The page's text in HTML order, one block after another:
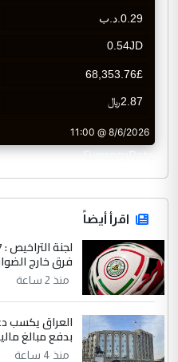
CurrencyRate
اقرأ أيضاً
فرق خارج
منذ 2 ساعة
العراق يكسب
بدفع مبالغ
منذ 4 ساعة